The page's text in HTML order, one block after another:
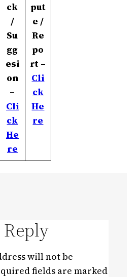
ck
/
Su
gg
esi
on
–
Cli
ck
He
re
put
e /
Re
po
rt –
Cli
ck
He
re
Reply
will not be
fields are marked